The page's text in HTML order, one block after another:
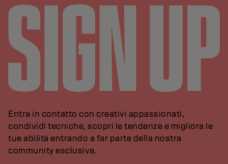
Entra in contatto con creativi appassionati,
condividi tecniche, scopri le tendenze e migliora le
tue abilità entrando a far parte della nostra
community esclusiva.